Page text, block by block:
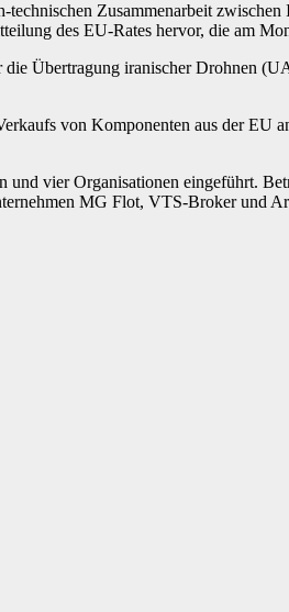
Zusammenarbeit
des EU-Rates hervor, die am
Übertragung iranischer Drohnen
von Komponenten aus der
vier Organisationen eingeführt.
MG Flot, VTS-Broker und